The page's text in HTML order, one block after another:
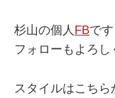
杉山の個人 FBです
フォローもよろし
スタイルはこちら